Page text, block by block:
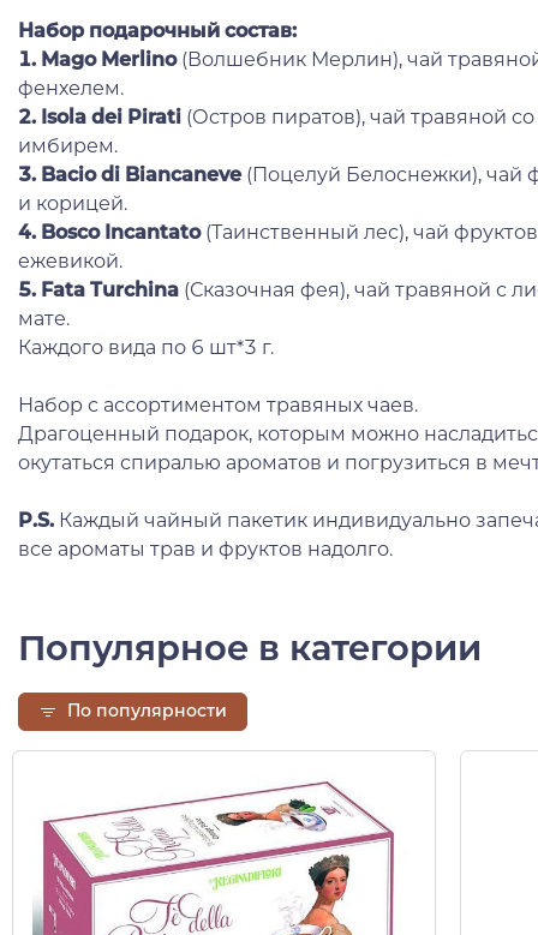
Набор подарочный состав:
1. Mago Merlino(Волшебник Мерлин), чай
фенхелем.
2. Isola dei Pirati (Остров пиратов), чай травяной
имбирем.
3. Bacio di Biancaneve (Поцелуй Белоснежки), чай
и корицей.
4. Bosco Incantato(Таинственный лес), чай
ежевикой.
5. Fata Turchina (Сказочная фея), чай травяной с
мате.
Каждого вида по 6 шт*3 г.
Набор с ассортиментом травяных чаев.
Драгоценный подарок, которым можно
окутаться спиралью ароматов и погрузиться в
P.S. Каждый чайный пакетик индивидуально
все ароматы трав и фруктов надолго.
Популярное в категории
По популярности